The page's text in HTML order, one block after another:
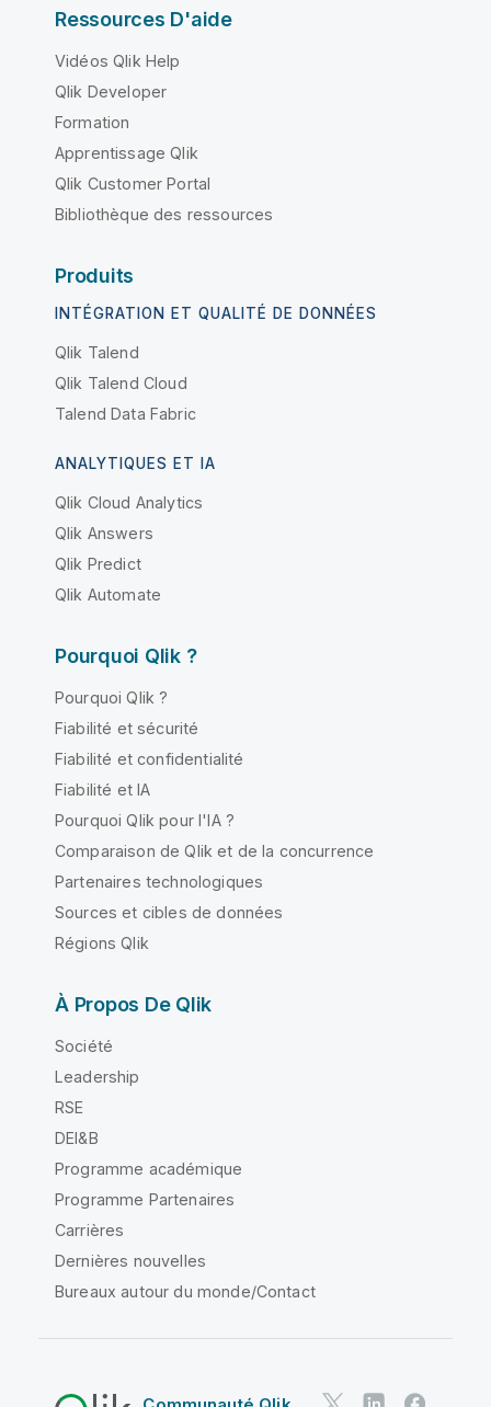
Ressources D'aide
Vidéos Qlik Help
Qlik Developer
Formation
Apprentissage Qlik
Qlik Customer Portal
Bibliothèque des ressources
Produits
INTÉGRATION ET QUALITÉ DE DONNÉES
Qlik Talend
Qlik Talend Cloud
Talend Data Fabric
ANALYTIQUES ET IA
Qlik Cloud Analytics
Qlik Answers
Qlik Predict
Qlik Automate
Pourquoi Qlik ?
Pourquoi Qlik ?
Fiabilité et sécurité
Fiabilité et confidentialité
Fiabilité et IA
Pourquoi Qlik pour l'IA ?
Comparaison de Qlik et de la concurrence
Partenaires technologiques
Sources et cibles de données
Régions Qlik
À Propos De Qlik
Société
Leadership
RSE
DEI&B
Programme académique
Programme Partenaires
Carrières
Dernières nouvelles
Bureaux autour du monde/Contact